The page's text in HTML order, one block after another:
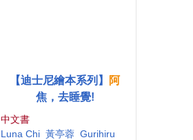
【迪士尼繪本系列】 阿
焦，去睡覺!
中文書
Luna Chi 黃亭蓉 Gurihiru